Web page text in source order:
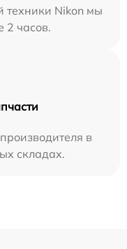
техники Nikon мы
2 часов.
в
складах.